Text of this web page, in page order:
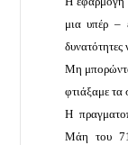
μια υπέρ –
δυνατότητες
Μη
φτιάξαμε τα
Η
Μάη του